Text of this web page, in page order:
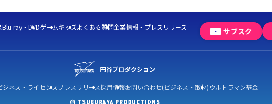
Blu-ray・DVDゲームキッズよくある質問企業情報・プレスリリース サブスク
円谷プロダクション
ジネス・ライセンスプレスリリース採用情報お問い合わせ(ビジネス・取材)ウルトラマン基金